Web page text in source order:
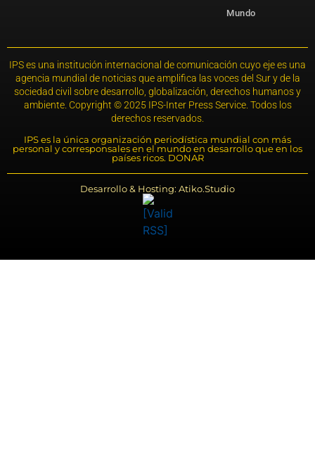
Mundo
IPS es una institución internacional de comunicación cuyo eje es una
agencia mundial de noticias que amplifica las voces del Sur y de la
sociedad civil sobre desarrollo, globalización, derechos humanos y
ambiente. Copyright © 2025 IPS-Inter Press Service. Todos los
derechos reservados.
IPS es la única organización periodística mundial con más
personal y corresponsales en el mundo en desarrollo que en los
países ricos. DONAR
Desarrollo & Hosting: Atiko.Studio